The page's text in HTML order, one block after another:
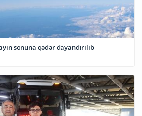
sonuna qədər dayandırılıb